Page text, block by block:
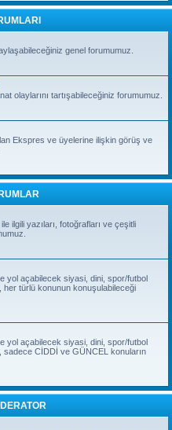
genel forumumuz.
olaylarını tartışabileceğiniz forumumuz.
Ekspres ve üyelerine ilişkin görüş ve
ilgili yazıları, fotoğrafları ve çeşitli
yol açabilecek siyasi, dini, spor/futbol
her türlü konunun konuşulabileceği
yol açabilecek siyasi, dini, spor/futbol
sadece CİDDİ ve GÜNCEL konuların